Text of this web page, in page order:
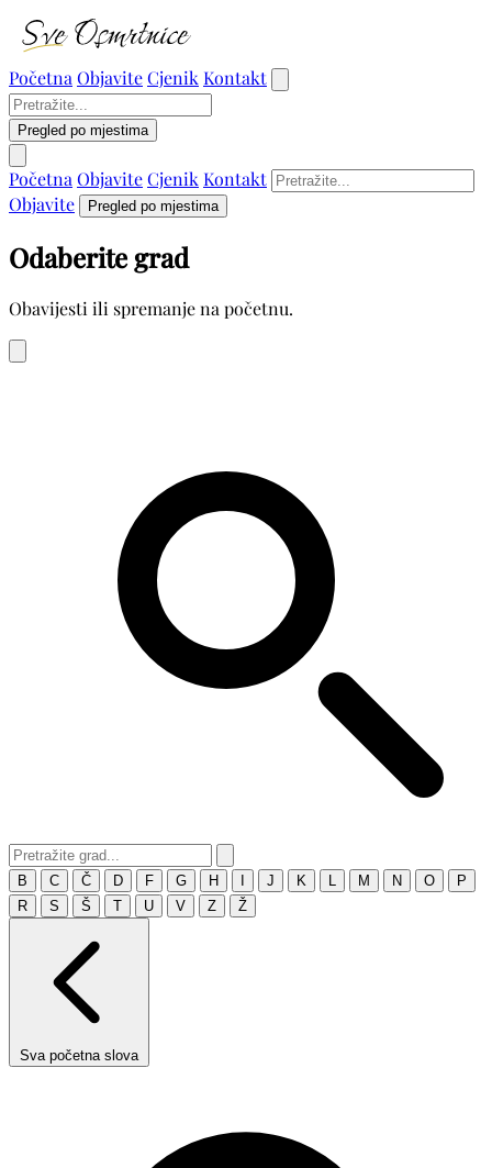
Početna ObjaviteCjenik Kontakt
Pregled po mjestima
Početna ObjaviteCjenik Kontakt
Objavite
Pregled po mjestima
Odaberite grad
Obavijesti ili spremanje na početnu.
B C Č D F G H J K M N O
P
R
S Š T U V Z Ž
Sva početna slova